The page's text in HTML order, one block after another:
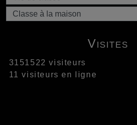
Visites
3151522 visiteurs
11 visiteurs en ligne